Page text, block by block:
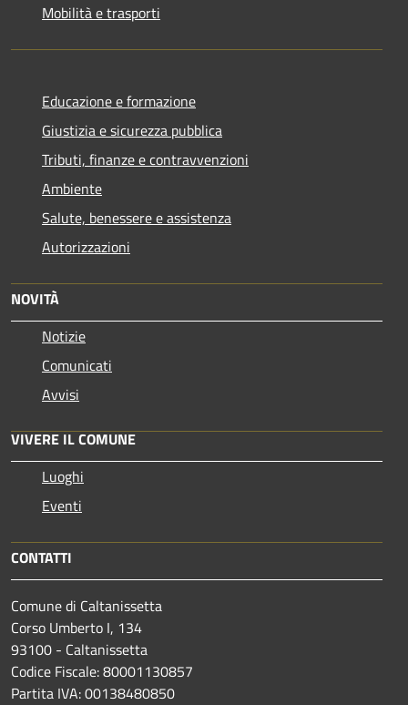
Mobilità e trasporti
Educazione e formazione
Giustizia e sicurezza pubblica
Tributi, finanze e contravvenzioni
Ambiente
Salute, benessere e assistenza
Autorizzazioni
NOVITÀ
Notizie
Comunicati
Avvisi
VIVERE IL COMUNE
Luoghi
Eventi
CONTATTI
Comune di Caltanissetta
Corso Umberto I, 134
93100 - Caltanissetta
Codice Fiscale: 80001130857
Partita IVA: 00138480850